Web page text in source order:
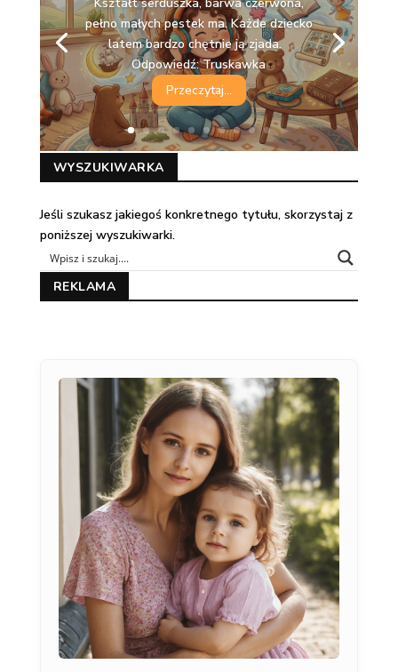
pełno małych pestek ma. Każde dziecko
latem bardzo chętnie ją zjada.
Odpowiedź: Truskawka
Przeczytaj...
WYSZUKIWARKA
Jeśli szukasz jakiegoś konkretnego tytułu, skorzystaj z
poniższej wyszukiwarki.
REKLAMA